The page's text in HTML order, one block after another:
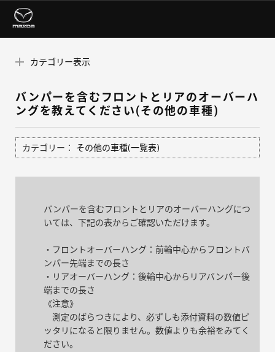
カテゴリー表示
バンパーを含むフロントとリアのオーバーハ
ングを教えてください(その他の車種)
カテゴリー： その他の車種(一覧表)
バンパーを含むフロントとリアのオーバーハングにつ
いては、下記の表からご確認いただけます。
・フロントオーバーハング：前輪中心からフロントバ
ンパー先端までの長さ
・リアオーバーハング：後輪中心からリアバンパー後
端までの長さ
《注意》
測定のばらつきにより、必ずしも添付資料の数値ピ
ッタリになると限りません。数値よりも余裕をみてく
ださい。